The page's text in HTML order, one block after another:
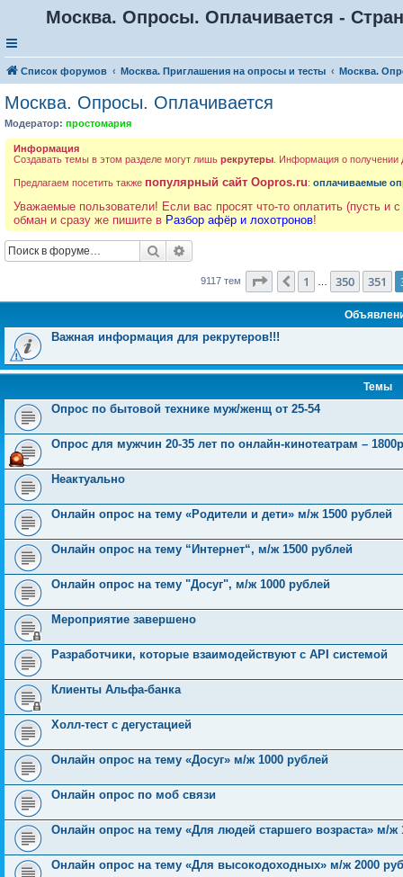
Москва. Опросы. Оплачивается -
Список форумов Москва. Приглашения на опросы и тесты Москва.
Москва. Опросы. Оплачивается
Модератор: простомария
Информация
Создавать темы в этом разделе могут лишь рекрутеры . Информация о получении
Предлагаем посетить также популярный сайт Oopros.ru: оплачиваемые
Уважаемые пользователи! Если вас просят что-то оплатить (пусть и
обман и сразу же пишите в Разбор афёр и лохотронов!
Поиск
9117 тем Страница 352из 365
Пред.
1 350 351
Важная информация для рекрутеров!!!
Темы
Опрос по бытовой технике муж/женщ от 25-54
Опрос для мужчин 20-35 лет по онлайн-кинотеатрам –
Неактуально
Онлайн опрос на тему «Родители и дети» м/ж 1500 рублей
Онлайн опрос на тему “Интернет“, м/ж 1500 рублей
Онлайн опрос на тему "Досуг", м/ж 1000 рублей
Мероприятие завершено
Разработчики, которые взаимодействуют с API системой
Клиенты Альфа-банка
Холл-тест с дегустацией
Онлайн опрос на тему «Досуг» м/ж 1000 рублей
Онлайн опрос по моб связи
Онлайн опрос на тему «Для людей старшего возраста» м/ж
Онлайн опрос на тему «Для высокодоходных» м/ж 2000